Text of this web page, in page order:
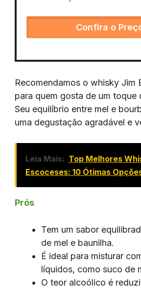
Confira o
Recomendamos o whisky Jim
para quem gosta de um toque
Seu equilíbrio entre mel e
uma degustação agradável e
Leia Mais: Top Melhores
Escoceses: 10 Ótimas
Prós
Tem um sabor
de mel e baunilha.
É ideal para misturar
líquidos, como suco de
O teor alcoólico é